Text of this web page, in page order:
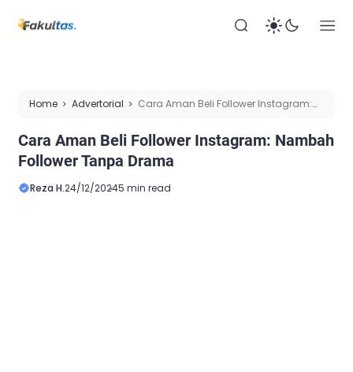
Home Advertorial
Cara Aman Beli Follower Instagram:
Cara Aman Beli Follower Instagram: Nambah
Follower Tanpa Drama
Reza H.24/12/20245 min read